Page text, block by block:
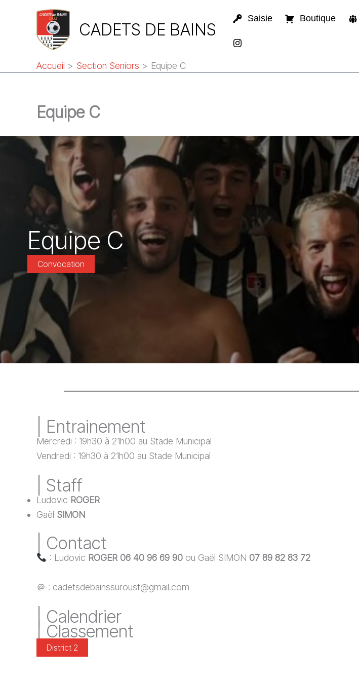
CADETS DE BAINS
Saisie Boutique
Accueil Section Seniors Equipe C
Equipe C
Equipe C
Convocation
| Entrainement
Mercredi : 19h30 à 21h00 au Stade Municipal
Vendredi : 19h30 à 21h00 au Stade Municipal
| Staff
Ludovic ROGER
Gaël SIMON
| Contact
: Ludovic ROGER 06 40 96 69 90ou Gaël SIMON 07 89 82 83 72
＠ : cadetsdebainssuroust@gmail.com
| Calendrier
| Classement
District 2